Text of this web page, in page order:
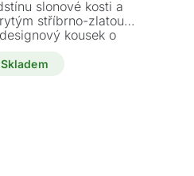
slonové kosti a
stříbrno-zlatou
kousek o
Kč za skvělou cenu
Skladem